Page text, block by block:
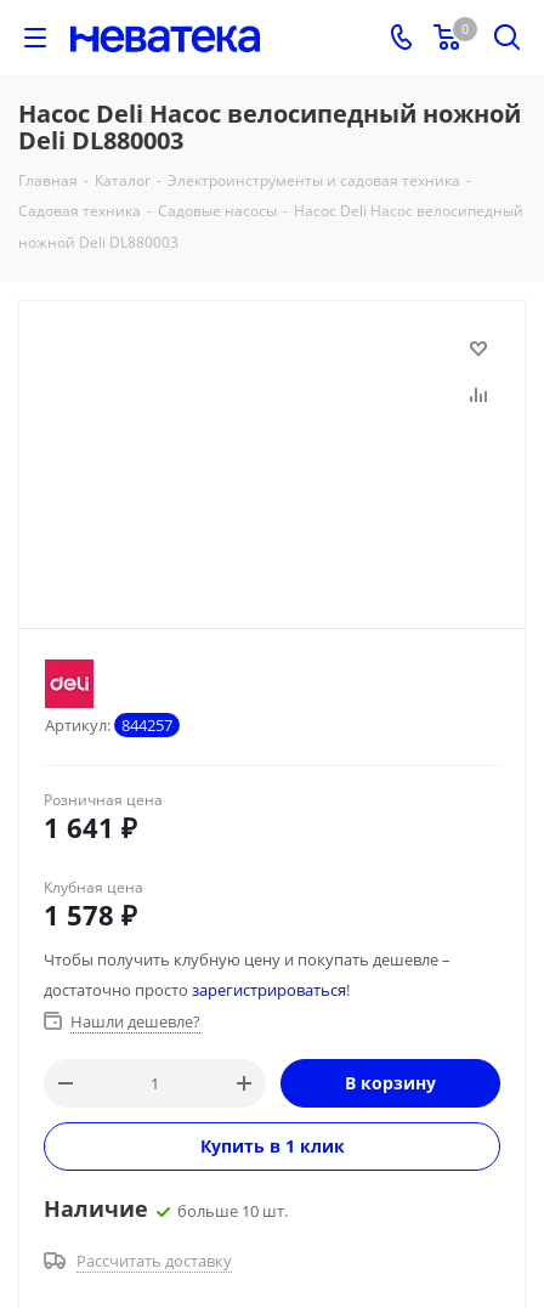
0
Насос Deli Насос велосипедный ножной
Deli DL880003
Главная - Каталог - Электроинструменты и садовая техника -
Садовая техника - Садовые насосы - Насос Deli Насос велосипедный
ножной Deli DL880003
Артикул: 844257
Розничная цена
1 641 ₽
Клубная цена
1 578 ₽
Чтобы получить клубную цену и покупать дешевле –
достаточно просто зарегистрироваться!
Нашли дешевле?
В корзину
Купить в 1 клик
Наличие больше 10 шт.
Рассчитать доставку